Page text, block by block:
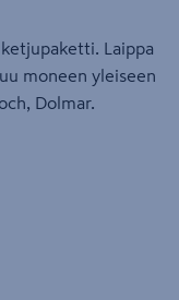
Laippa
moneen yleiseen
Dolmar.